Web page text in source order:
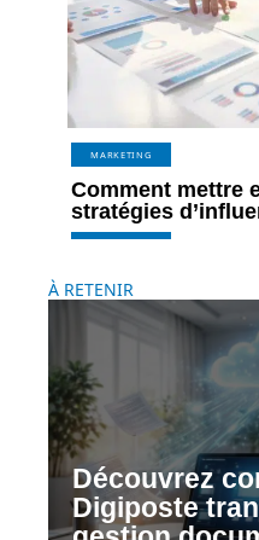
MARKETING
Comment mettre
stratégies
À RETENIR
Découvrez
Digiposte